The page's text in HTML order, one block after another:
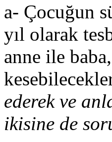
a- Çocuğun
yıl olarak
anne ile
ederek ve
ikisine de